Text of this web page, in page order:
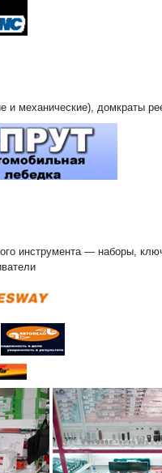
и механические), домкраты
инструмента — наборы,